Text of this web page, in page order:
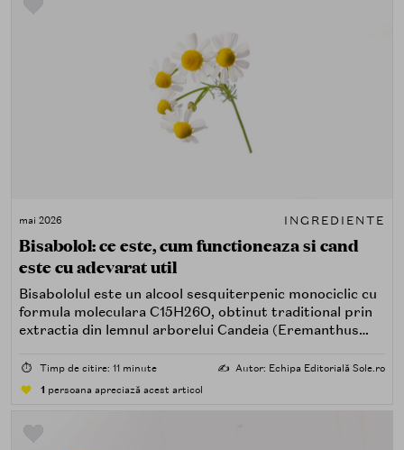
mai 2026 INGREDIENTE
Bisabolol: ce este, cum functioneaza si cand
este cu adevarat util
Bisabololul este un alcool sesquiterpenic monociclic cu
formula moleculara C15H26O, obtinut traditional prin
extractia din lemnul arborelui Candeia (Eremanthus
cale biochimica. In nomenclatura INCI apare ca
Bisabolol sau Alpha-Bisabolol, ultima denumire indicand
⏱️ Timp de citire: 11 minute ✍️ Autor: Echipa Editorială Sole.ro
1 persoana apreciază acest articol